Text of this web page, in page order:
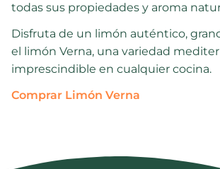
todas sus propiedades y aroma
Disfruta de un limón auténtico,
el limón Verna, una variedad
imprescindible en cualquier cocina.
Comprar Limón Verna